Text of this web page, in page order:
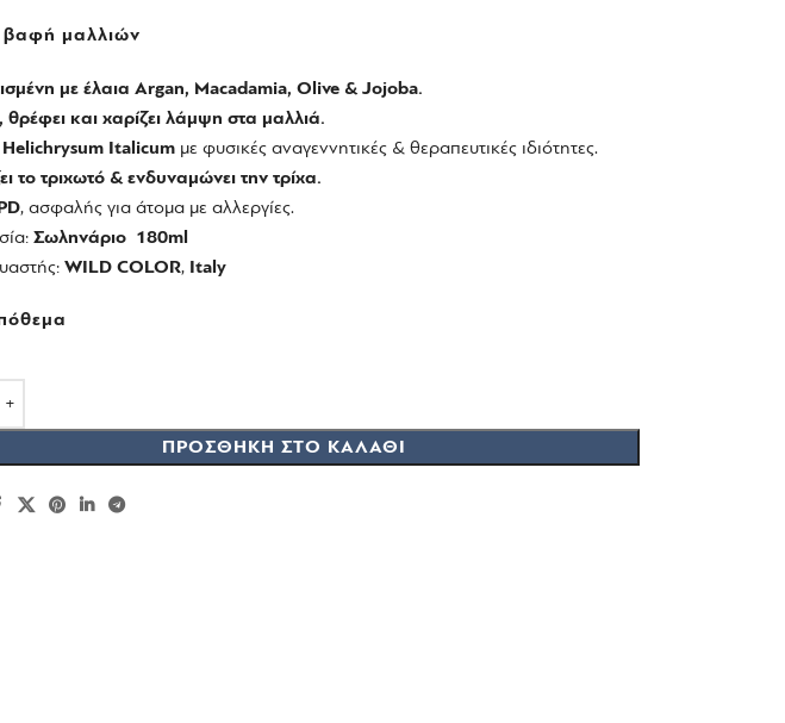
βαφή μαλλιών
με έλαια Argan, Macadamia, Olive & Jojoba.
θρέφει και χαρίζει λάμψη στα μαλλιά.
Helichrysum Italicumμε φυσικές αναγεννητικές & θεραπευτικές ιδιότητες.
το τριχωτό & ενδυναμώνει την τρίχα.
, ασφαλής για άτομα με αλλεργίες.
Σωληνάριο 180ml
WILD COLOR, Italy
ΠΡΟΣΘΉΚΗ ΣΤΟ ΚΑΛΆΘΙ